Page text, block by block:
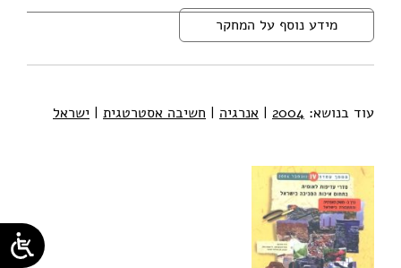
מידע נוסף על המחקר
עוד בנושא: 2004
| אנרגיה | חשיבה אסטרטגית | ישראל